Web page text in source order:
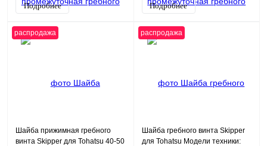
Подробнее
Подробнее
распродажа
Шайба прижимная гребного
винта Skipper для Tohatsu 40-50
распродажа
Шайба гребного винта Skipper
для Tohatsu Модели техники: